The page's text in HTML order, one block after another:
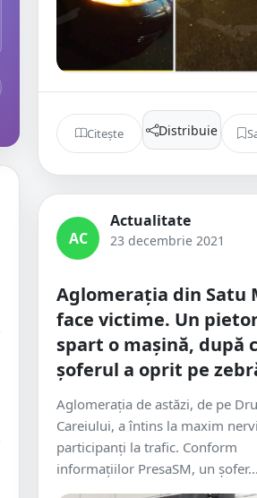
Citește Distribuie
AC
Actualitate
23 decembrie 2021
Aglomerația din Satu
face victime. Un
spart o mașină, după
șoferul a oprit pe
Aglomerația de astăzi, de pe
Careiului, a întins la maxim
participanți la trafic. Conform
informațiilor PresaSM, un șofer...